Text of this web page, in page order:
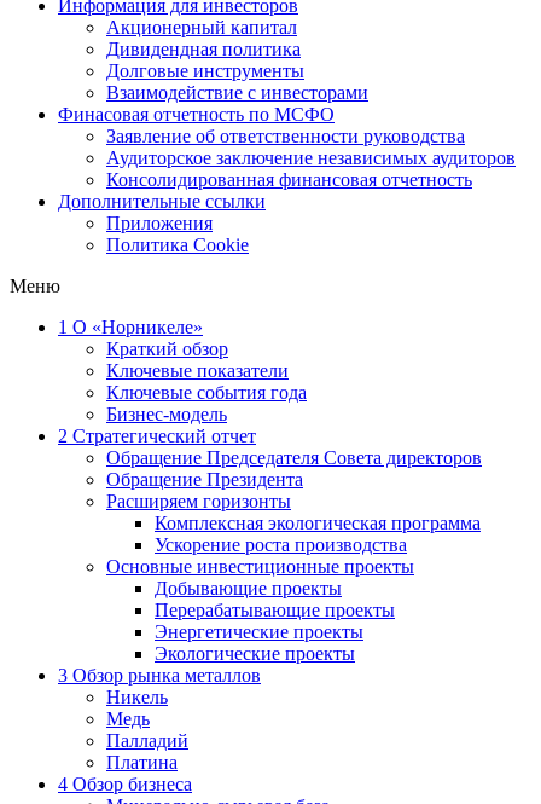
Информация для инвесторов
Акционерный капитал
Дивидендная политика
Долговые инструменты
Взаимодействие с инвеcторами
Финасовая отчетность по МСФО
Заявление об ответственности руководства
Аудиторское заключение независимых аудиторов
Консолидированная финансовая отчетность
Дополнительные ссылки
Приложения
Политика Cookie
Меню
1 О «Норникеле»
Краткий обзор
Ключевые показатели
Ключевые события года
Бизнес-модель
2 Стратегический отчет
Обращение Председателя Совета директоров
Обращение Президента
Расширяем горизонты
Комплексная экологическая программа
Ускорение роста производства
Основные инвестиционные проекты
Добывающие проекты
Перерабатывающие проекты
Энергетические проекты
Экологические проекты
3 Обзор рынка металлов
Никель
Медь
Палладий
Платина
4 Обзор бизнеса